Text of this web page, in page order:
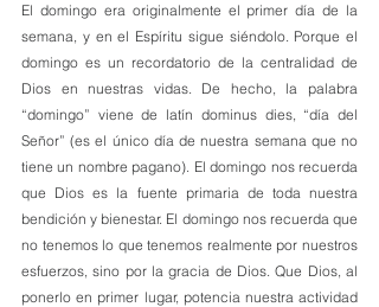
El domingo era originalmente el primer día de la
semana, y en el Espíritu sigue siéndolo. Porque el
domingo es un recordatorio de la centralidad de
Dios en nuestras vidas. De hecho, la palabra
“domingo” viene de latín dominus dies, “día del
Señor” (es el único día de nuestra semana que no
tiene un nombre pagano). El domingo nos recuerda
que Dios es la fuente primaria de toda nuestra
bendición y bienestar. El domingo nos recuerda que
no tenemos lo que tenemos realmente por nuestros
esfuerzos, sino por la gracia de Dios. Que Dios, al
ponerlo en primer lugar, potencia nuestra actividad